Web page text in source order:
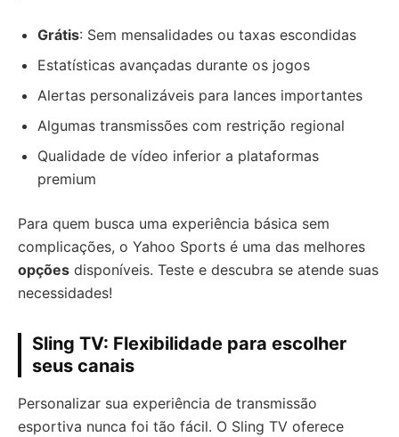
Grátis: Sem mensalidades ou taxas escondidas
Estatísticas avançadas durante os jogos
Alertas personalizáveis para lances importantes
Algumas transmissões com restrição regional
Qualidade de vídeo inferior a plataformas
premium
Para quem busca uma experiência básica sem
complicações, o Yahoo Sports é uma das melhores
opções disponíveis. Teste e descubra se atende suas
necessidades!
Sling TV: Flexibilidade para escolher
seus canais
Personalizar sua experiência de transmissão
esportiva nunca foi tão fácil. O Sling TV oferece